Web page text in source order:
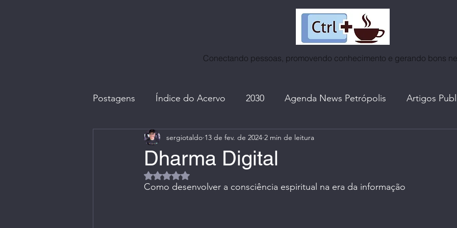
Conectando pessoas, promovendo conhecimento e gerando bons
Postagens Índice do Acervo 2030 Agenda News Petrópolis Artigos
Avatares, Capas e Caricaturas Café | Coffee World
Divulgação Ctrl+Café
Dharma Digital
sergiotaldo 13 de fev. de 2024 2 min de leitura
Avaliado com NaN de 5 estrelas.
Como desenvolver a consciência espiritual na era da informação